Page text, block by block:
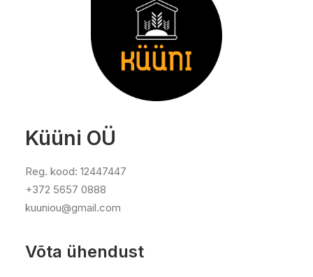
Küüni OÜ
Reg. kood: 12447447
+372 5657 0888
kuuniou@gmail.com
Võta ühendust